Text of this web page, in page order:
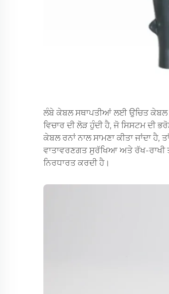
ਲੰਬੇ ਕੇਬਲ ਸਥਾਪਤੀਆਂ ਲਈ ਉਚਿਤ ਕੇਬਲ
ਵਿਚਾਰ ਦੀ ਲੋੜ ਹੁੰਦੀ ਹੈ, ਜੋ ਸਿਸਟਮ ਦੀ
ਕੇਬਲ ਰਨਾਂ ਨਾਲ ਸਾਮਣਾ ਕੀਤਾ ਜਾਂਦਾ
ਵਾਤਾਵਰਣਗਤ ਸੁਰੱਖਿਆ ਅਤੇ ਰੱਖ-ਰਾਖੀ
ਨਿਰਧਾਰਤ ਕਰਦੀ ਹੈ।